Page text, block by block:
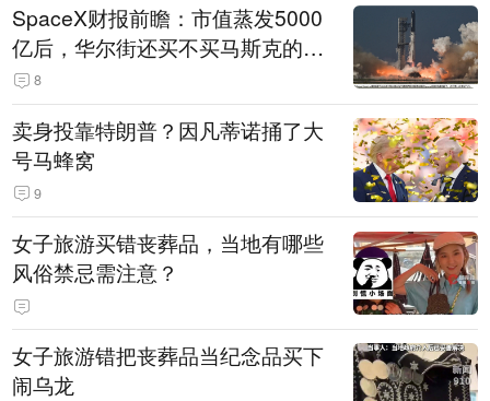
SpaceX财报前瞻：市值蒸发5000
亿后，华尔街还买不买马斯克的
账？
8
卖身投靠特朗普？因凡蒂诺捅了大
号马蜂窝
9
女子旅游买错丧葬品，当地有哪些
风俗禁忌需注意？
女子旅游错把丧葬品当纪念品买下
闹乌龙